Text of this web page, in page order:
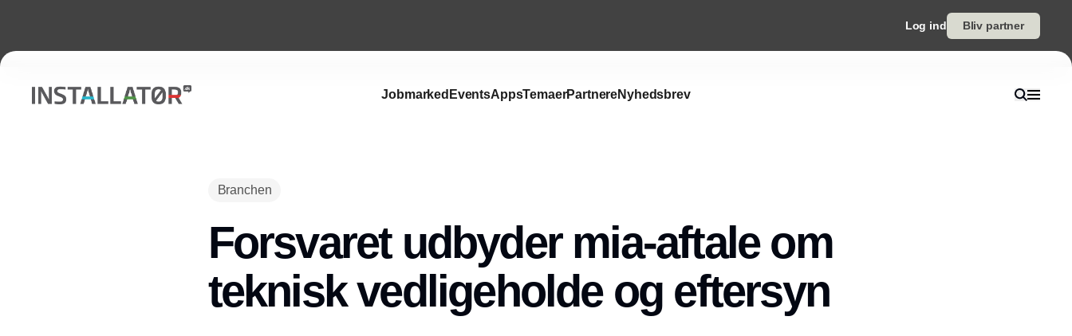
Log ind Bliv partner
Jobmarked EventsAppsTemaerPartnereNyhedsbrev
Branchen
Forsvaret udbyder mia-aftale om
teknisk vedligeholde og eftersyn